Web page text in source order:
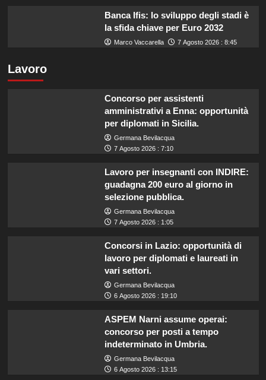
Banca Ifis: lo sviluppo degli stadi è
la sfida chiave per Euro 2032
Marco Vaccarella 7 Agosto 2026 : 8:45
Lavoro
Concorso per assistenti
amministrativi a Enna: opportunità
per diplomati in Sicilia.
Germana Bevilacqua
7 Agosto 2026 : 7:10
Lavoro per insegnanti con INDIRE:
guadagna 200 euro al giorno in
selezione pubblica.
Germana Bevilacqua
7 Agosto 2026 : 1:05
Concorsi in Lazio: opportunità di
lavoro per diplomati e laureati in
vari settori.
Germana Bevilacqua
6 Agosto 2026 : 19:10
ASPEM Narni assume operai:
concorso per posti a tempo
indeterminato in Umbria.
Germana Bevilacqua
6 Agosto 2026 : 13:15